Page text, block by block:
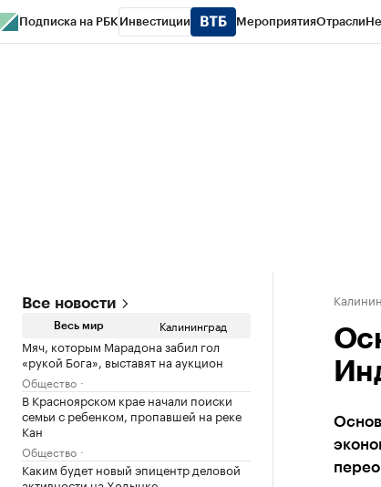
Подписка на РБК Инвестиции МероприятияОтрасли
Все новости
Весь мир Калининград
Мяч, которым Марадона забил гол
«рукой Бога», выставят на аукцион
Общество
В Красноярском крае начали поиски
семьи с ребенком, пропавшей на реке
Кан
Общество
Каким будет новый эпицентр деловой